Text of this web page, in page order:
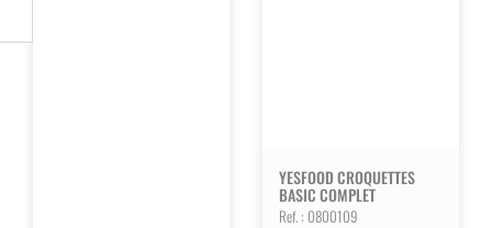
YESFOOD CROQUETTES
BASIC COMPLET
Ref. : 0800109